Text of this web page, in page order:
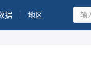
据 地区